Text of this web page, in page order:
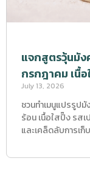
แจกสูตรวุ้นมัง
กรกฎาคม เนื้
July 13, 2026
ชวนทำเมนูแปรรูป
ร้อน เนื้อใสปิ๊ง รส
และเคล็ดลับการเก็